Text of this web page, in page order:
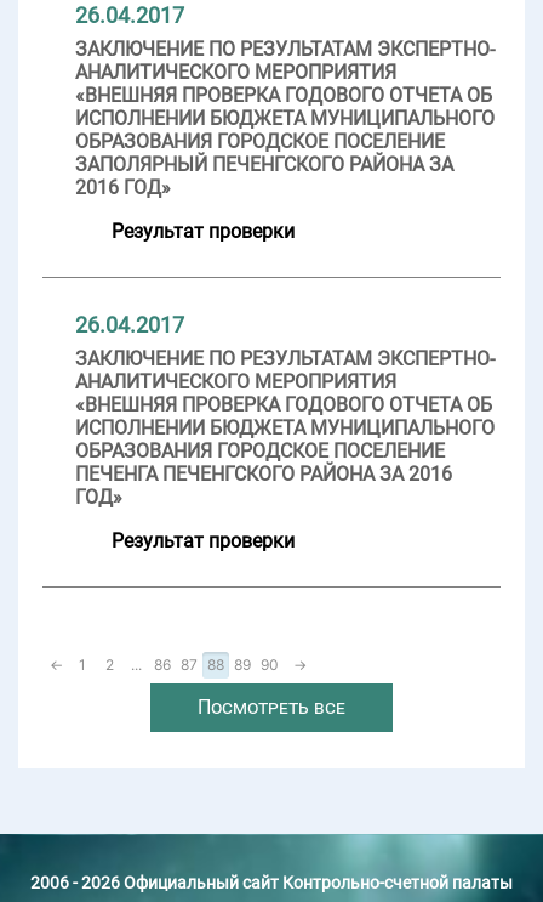
26.04.2017
ЗАКЛЮЧЕНИЕ ПО РЕЗУЛЬТАТАМ ЭКСПЕРТНО-
АНАЛИТИЧЕСКОГО МЕРОПРИЯТИЯ
«ВНЕШНЯЯ ПРОВЕРКА ГОДОВОГО ОТЧЕТА ОБ
ИСПОЛНЕНИИ БЮДЖЕТА МУНИЦИПАЛЬНОГО
ОБРАЗОВАНИЯ ГОРОДСКОЕ ПОСЕЛЕНИЕ
ЗАПОЛЯРНЫЙ ПЕЧЕНГСКОГО РАЙОНА ЗА
2016 ГОД»
Результат проверки
26.04.2017
ЗАКЛЮЧЕНИЕ ПО РЕЗУЛЬТАТАМ ЭКСПЕРТНО-
АНАЛИТИЧЕСКОГО МЕРОПРИЯТИЯ
«ВНЕШНЯЯ ПРОВЕРКА ГОДОВОГО ОТЧЕТА ОБ
ИСПОЛНЕНИИ БЮДЖЕТА МУНИЦИПАЛЬНОГО
ОБРАЗОВАНИЯ ГОРОДСКОЕ ПОСЕЛЕНИЕ
ПЕЧЕНГА ПЕЧЕНГСКОГО РАЙОНА ЗА 2016
ГОД»
Результат проверки
← 1 2 ... 86 87 88 89 90 →
Посмотреть все
2006 - 2026 Официальный сайт Контрольно-счетной палаты